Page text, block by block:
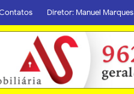
Diretor: Manuel Marques